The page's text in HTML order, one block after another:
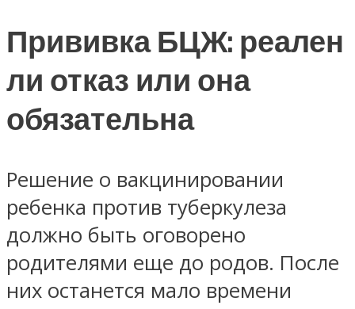
Прививка БЦЖ: реален
ли отказ или она
обязательна
Решение о вакцинировании
ребенка против туберкулеза
должно быть оговорено
родителями еще до родов. После
них останется мало времени